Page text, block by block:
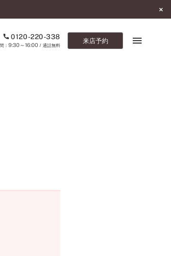
0120-220-338
9:30～16:00/ 通話無料
来店予約